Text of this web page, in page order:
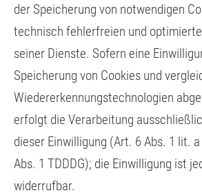
der Speicherung von notwendigen
technisch fehlerfreien und
seiner Dienste. Sofern eine
Speicherung von Cookies und
Wiedererkennungstechnologien
erfolgt die Verarbeitung
dieser Einwilligung (Art. 6 Abs. 1 lit. a
Abs. 1 TDDDG); die Einwilligung ist
widerrufbar.